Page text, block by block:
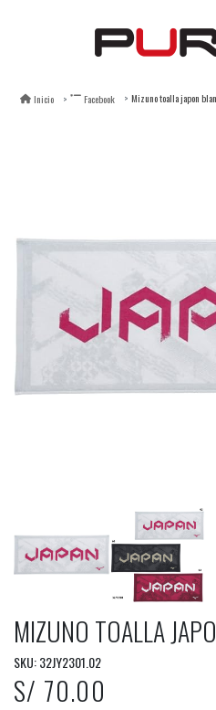
Inicio Facebook Mizuno toalla japon
MIZUNO TOALLA
SKU: 32JY2301.02
S/ 70.00